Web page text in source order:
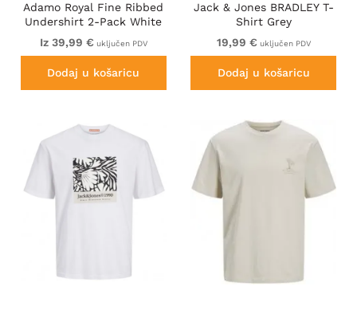
Adamo Royal Fine Ribbed
Undershirt 2-Pack White
Iz 39,99 € uključen PDV
Dodaj u košaricu
Jack & Jones BRADLEY T-
Shirt Grey
19,99 € uključen PDV
Dodaj u košaricu